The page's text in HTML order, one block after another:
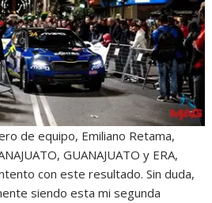
de equipo, Emiliano Retama,
GUANAJUATO y ERA,
con este resultado. Sin duda,
siendo esta mi segunda